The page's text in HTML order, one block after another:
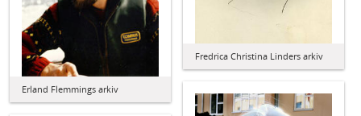
Fredrica Christina Linders arkiv
Erland Flemmings arkiv